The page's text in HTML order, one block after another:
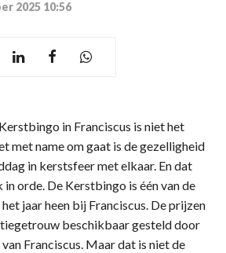
2025 10:56
in Franciscus is niet het
met name om gaat is de gezelligheid
in kerstsfeer met elkaar. En dat
orde. De Kerstbingo is één van de
jaar heen bij Franciscus. De prijzen
beschikbaar gesteld door
Franciscus. Maar dat is niet de